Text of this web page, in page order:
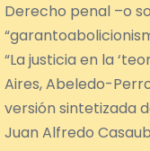
Derecho penal –o
“La justicia en la
Aires, Abeledo-
versión sintetizada
Juan Alfredo